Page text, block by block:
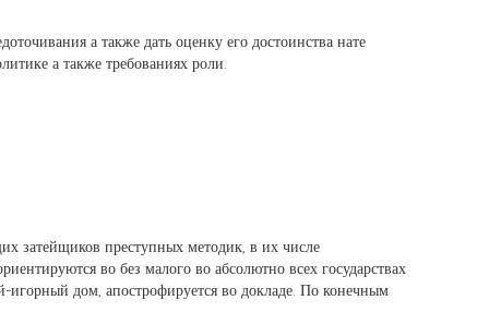
а также дать оценку его достоинства нате
а также требованиях роли.
затейщиков преступных методик, в их числе
во без малого во абсолютно всех государствах
дом, апострофируется во докладе. По конечным